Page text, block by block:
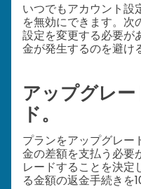
いつでもアカウント設
を無効にできます。次
設定を変更する必要が
金が発生するのを避け
アップグレ
ド。
プランをアップグレー
金の差額を支払う必要
レードすることを決定
る金額の返金手続きを